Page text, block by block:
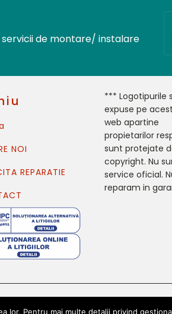
de montare/ instalare
NOI
REPARATIE
*** Logotipurile
expuse pe
web apartine
propietarilor
sunt protejate
copyright. Nu
service oficial.
reparam in
Pentru mai multe detalii privind